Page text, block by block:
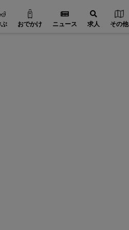
おでかけ ニュース 求人 その他